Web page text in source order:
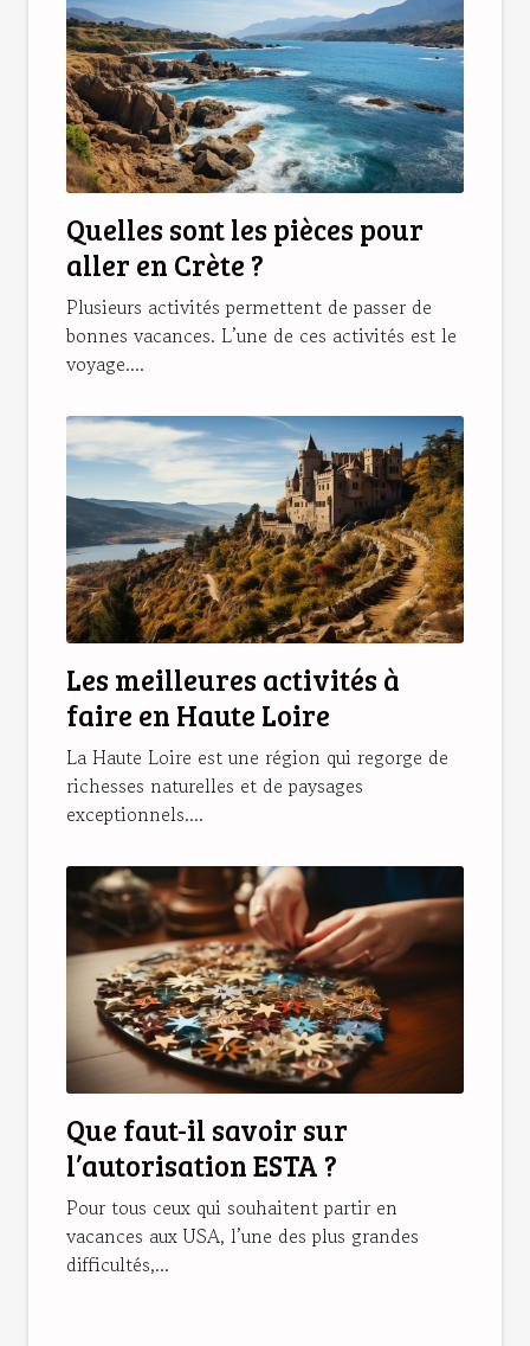
Quelles sont les pièces pour
aller en Crète ?
Plusieurs activités permettent de passer de
bonnes vacances. L’une de ces activités est le
voyage....
Les meilleures activités à
faire en Haute Loire
La Haute Loire est une région qui regorge de
richesses naturelles et de paysages
exceptionnels....
Que faut-il savoir sur
l’autorisation ESTA ?
Pour tous ceux qui souhaitent partir en
vacances aux USA, l’une des plus grandes
difficultés,...